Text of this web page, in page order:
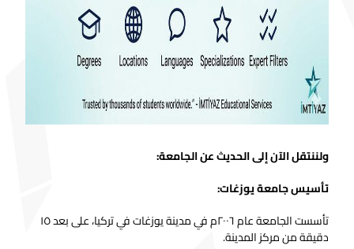
ولننتقل الآن إلى الحديث عن الجامعة:
تأسيس جامعة يوزغات:
تأسست الجامعة عام ٢٠٠٦م في مدينة يوزغات في تركيا، على بعد ١٥
دقيقة من مركز المدينة.